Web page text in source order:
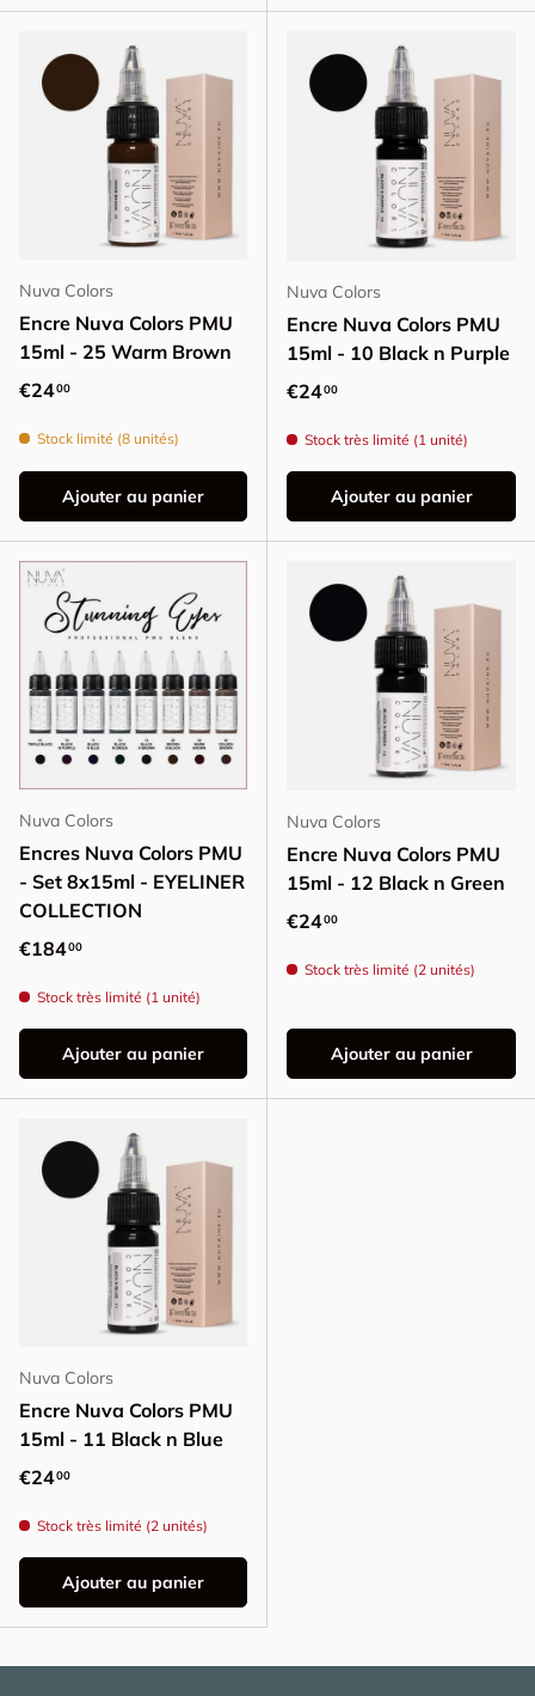
Nuva Colors
Encre Nuva Colors PMU
15ml - 25 Warm Brown
Prix habituel
€2400
Stock limité (8 unités)
Ajouter au panier
Nuva Colors
Encre Nuva Colors PMU
15ml - 10 Black n Purple
Prix habituel
€2400
Stock très limité (1 unité)
Ajouter au panier
Nuva Colors
Encres Nuva Colors PMU
- Set 8x15ml - EYELINER
COLLECTION
Prix habituel
€18400
Stock très limité (1 unité)
Ajouter au panier
Nuva Colors
Encre Nuva Colors PMU
15ml - 12 Black n Green
Prix habituel
€2400
Stock très limité (2 unités)
Ajouter au panier
Nuva Colors
Encre Nuva Colors PMU
15ml - 11 Black n Blue
Prix habituel
€2400
Stock très limité (2 unités)
Ajouter au panier